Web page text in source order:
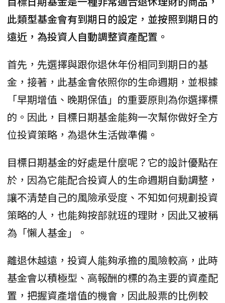
此類型基金會有到期日的設定，並按照到期日的
遠近，為投資人自動調整資產配置。
首先，先選擇與跟你退休年份相同到期日的基
金，接著，此基金會依照你的生命週期，並根據
「早期增值、晚期保值」的重要原則為你選擇標
的。因此，目標日期基金能夠一次幫你做好全方
位投資策略，為退休生活做準備。
目標日期基金的好處是什麼呢？它的設計優點在
於，因為它能配合投資人的生命週期自動調整，
讓不清楚自己的風險承受度、不知如何規劃投資
策略的人，也能夠按部就班的理財，因此又被稱
為「懶人基金」。
離退休越遠，投資人能夠承擔的風險較高，此時
基金會以積極型、高報酬的標的為主要的資產配
置，把握資產增值的機會，因此股票的比例較